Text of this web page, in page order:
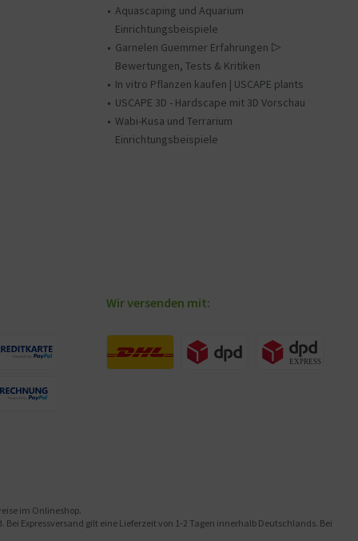
Aquascaping und Aquarium
Einrichtungsbeispiele
Garnelen Guemmer Erfahrungen ▷
Bewertungen, Tests & Kritiken
In vitro Pflanzen kaufen | USCAPE plants
USCAPE 3D - Hardscape mit 3D Vorschau
Wabi-Kusa und Terrarium
Einrichtungsbeispiele
Wir versenden mit:
im Onlineshop.
Expressversand gilt eine Lieferzeit von 1-2 Tagen innerhalb Deutschlands. Bei